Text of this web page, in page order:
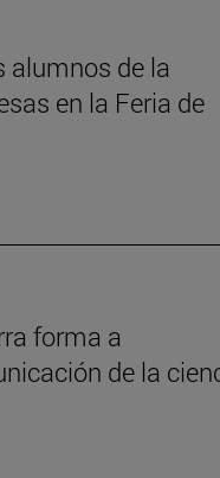
alumnos de la
en la Feria de
forma a
de la